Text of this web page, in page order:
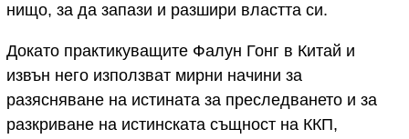
нищо, за да запази и разшири властта си.
Докато практикуващите Фалун Гонг в Китай и
извън него използват мирни начини за
разясняване на истината за преследването и за
разкриване на истинската същност на ККП,